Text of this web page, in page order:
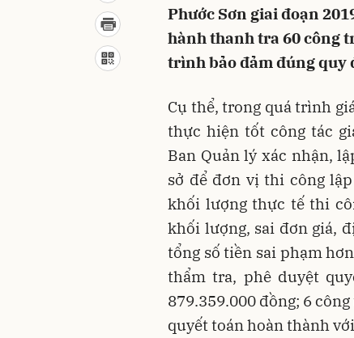
Phước Sơn giai đoạn
hành thanh tra 60 công
trình bảo đảm đúng quy
Cụ thể, trong quá trình
thực hiện tốt công tác
Ban Quản lý xác nhận,
sở để đơn vị thi công
khối lượng thực tế thi
khối lượng, sai đơn giá,
tổng số tiền sai phạm
thẩm tra, phê duyệt
879.359.000 đồng; 6
quyết toán hoàn thành